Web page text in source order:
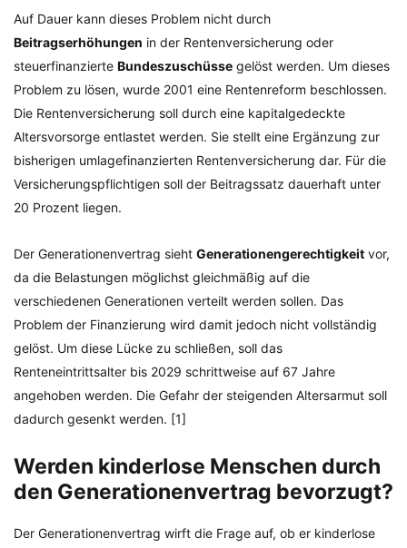
Auf Dauer kann dieses Problem nicht durch
Beitragserhöhungen in der Rentenversicherung oder
steuerfinanzierte Bundeszuschüsse gelöst werden. Um dieses
Problem zu lösen, wurde 2001 eine Rentenreform beschlossen.
Die Rentenversicherung soll durch eine kapitalgedeckte
Altersvorsorge entlastet werden. Sie stellt eine Ergänzung zur
bisherigen umlagefinanzierten Rentenversicherung dar. Für die
Versicherungspflichtigen soll der Beitragssatz dauerhaft unter
20 Prozent liegen.
Der Generationenvertrag sieht Generationengerechtigkeit vor,
da die Belastungen möglichst gleichmäßig auf die
verschiedenen Generationen verteilt werden sollen. Das
Problem der Finanzierung wird damit jedoch nicht vollständig
gelöst. Um diese Lücke zu schließen, soll das
Renteneintrittsalter bis 2029 schrittweise auf 67 Jahre
angehoben werden. Die Gefahr der steigenden Altersarmut soll
dadurch gesenkt werden. [1]
Werden kinderlose Menschen durch
den Generationenvertrag bevorzugt?
Der Generationenvertrag wirft die Frage auf, ob er kinderlose